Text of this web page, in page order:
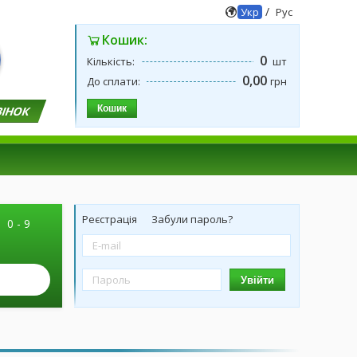
Укр / Рус
Кошик:
Кількість: 0 шт
До сплати:
0,00 грн
Кошик
0 - 9
Реєстрація Забули пароль?
Увійти